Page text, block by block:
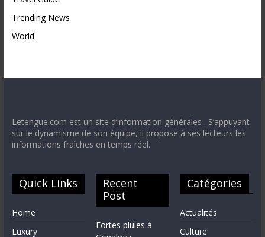
Trending News
World
Letengue.com est un site d’information générales . S’appuyant
sur le dynamisme de son équipe, il propose à ses lecteurs les
informations fraîches en temps réel.
Quick Links
Home
Luxury
Recent
Post
Fortes pluies à
Catégories
Actualités
Culture